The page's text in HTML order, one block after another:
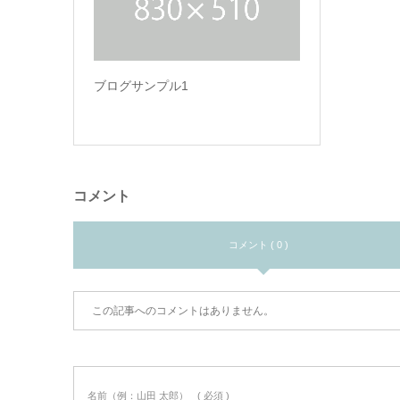
ブログサンプル1
コメント
コメント ( 0 )
この記事へのコメントはありません。
名前（例：山田 太郎） ( 必須 )